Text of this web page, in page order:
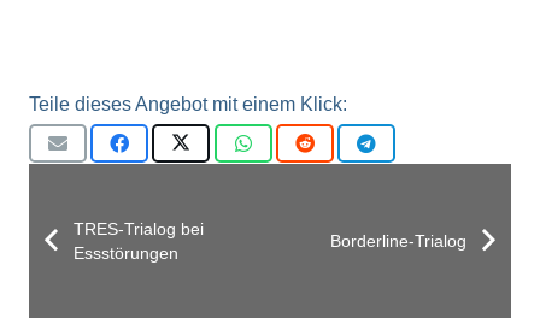
Teile dieses Angebot mit einem Klick:
TRES-Trialog bei
Essstörungen
Borderline-Trialog